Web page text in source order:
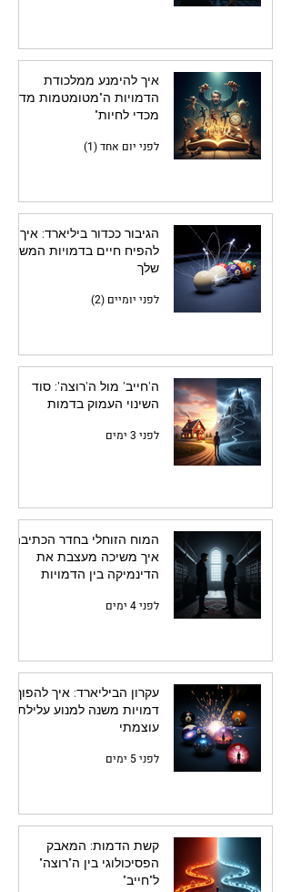
איך להימנע ממלכודת
הדמויות ה"מטומטמות מדי
מכדי לחיות"
לפני יום אחד (1)
הגיבור ככדור ביליארד: איך
להפיח חיים בדמויות המשנה
שלך
לפני יומיים (2)
ה'חייב' מול ה'רוצה': סוד
השינוי העמוק בדמות
לפני 3 ימים
המוח הזוחלי בחדר הכתיבה:
איך משיכה מעצבת את
הדינמיקה בין הדמויות
לפני 4 ימים
עקרון הביליארד: איך להפוך
דמויות משנה למנוע עלילתי
עוצמתי
לפני 5 ימים
קשת הדמות: המאבק
הפסיכולוגי בין ה"רוצה"
ל"חייב"